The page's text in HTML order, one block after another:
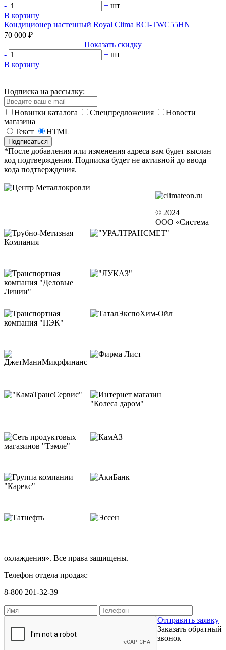
-
+ шт
В корзину
Кондиционер настенный Royal Clima RCI-TWC55HN
70 000 ₽
Показать скидку
-
+ шт
В корзину
Подписка на рассылку:
Новинки каталога Спецпредложения
Новости
магазина
Текст
HTML
*После добавления или изменения адреса вам будет выслан
код подтверждения. Подписка будет не активной до ввода
кода подтверждения.
© 2024
ООО «Система
охлаждения». Все права защищены.
Телефон отдела продаж:
8-800 201-32-39
Отправить заявку
Заказать обратный
звонок